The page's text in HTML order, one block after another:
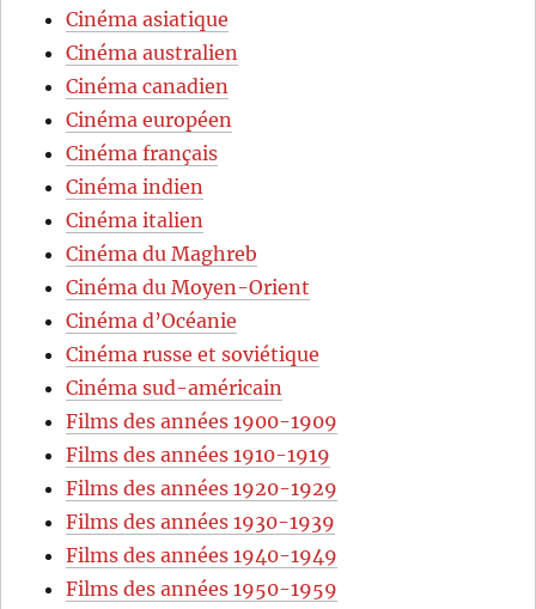
Cinéma asiatique
Cinéma australien
Cinéma canadien
Cinéma européen
Cinéma français
Cinéma indien
Cinéma italien
Cinéma du Maghreb
Cinéma du Moyen-Orient
Cinéma d’Océanie
Cinéma russe et soviétique
Cinéma sud-américain
Films des années 1900-1909
Films des années 1910-1919
Films des années 1920-1929
Films des années 1930-1939
Films des années 1940-1949
Films des années 1950-1959